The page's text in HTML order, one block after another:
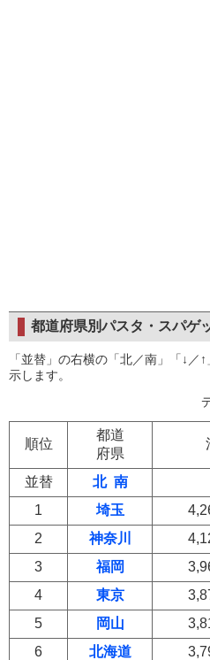
都道府県別パスタ・スパゲ
「並替」の右横の「北／南」「↓／
示します。
順位
都道
府県
並替 北 南
1
埼玉
2
神奈川
3
福岡
4
東京
5
岡山
6
北海道